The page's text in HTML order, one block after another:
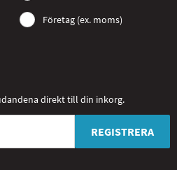
Företag (ex. moms)
direkt till din inkorg.
REGISTRERA